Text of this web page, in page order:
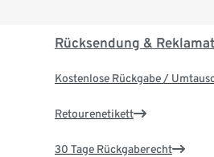
Rücksendung &
Kostenlose Rückgabe /
Retourenetikett
30 Tage Rückgaberecht